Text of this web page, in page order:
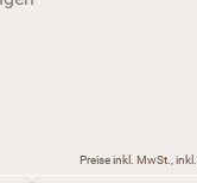
Preise inkl. MwSt., inkl.